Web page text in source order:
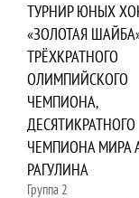
ТУРНИР ЮНЫХ
«ЗОЛОТАЯ
ТРЁХКРАТНОГО
ОЛИМПИЙСКОГО
ЧЕМПИОНА,
ДЕСЯТИКРАТНОГО
ЧЕМПИОНА МИРА
РАГУЛИНА
Группа 2